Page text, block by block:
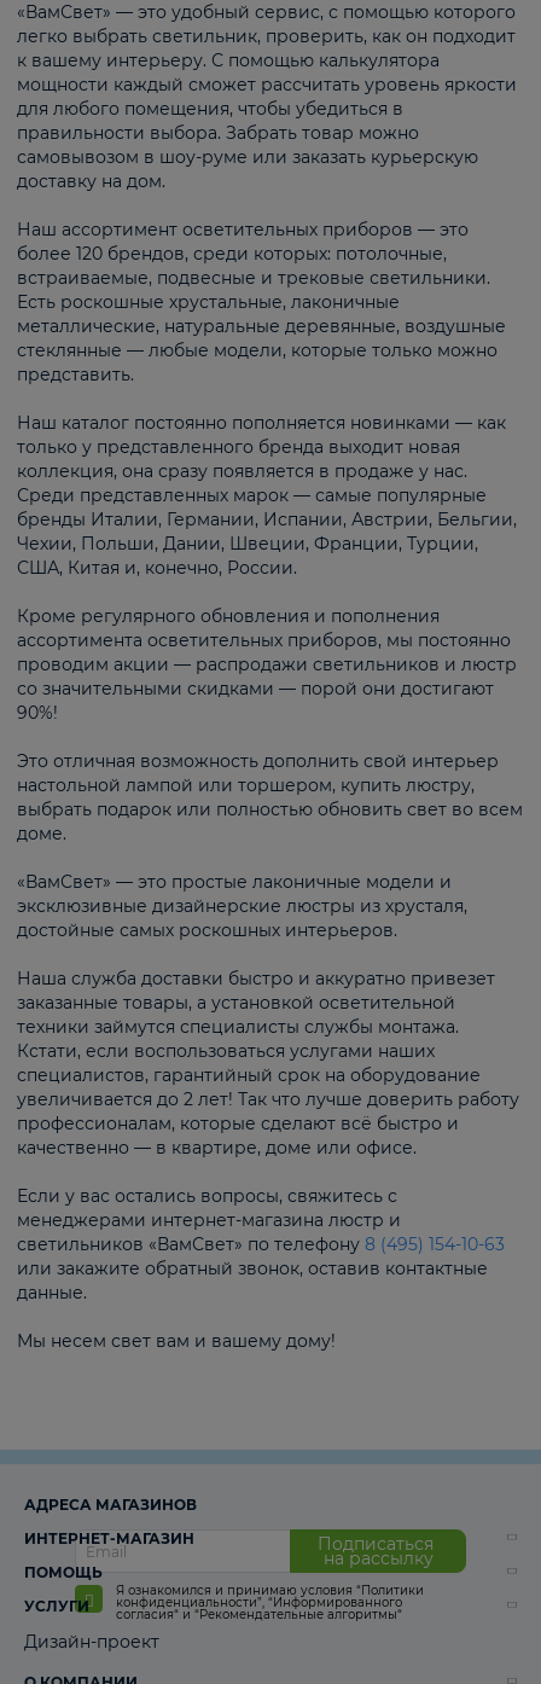
«ВамСвет» — это удобный сервис, с помощью которого
легко выбрать светильник, проверить, как он подходит
к вашему интерьеру. С помощью калькулятора
мощности каждый сможет рассчитать уровень яркости
для любого помещения, чтобы убедиться в
правильности выбора. Забрать товар можно
самовывозом в шоу-руме или заказать курьерскую
доставку на дом.
Наш ассортимент осветительных приборов — это
более 120 брендов, среди которых: потолочные,
встраиваемые, подвесные и трековые светильники.
Есть роскошные хрустальные, лаконичные
металлические, натуральные деревянные, воздушные
стеклянные — любые модели, которые только можно
представить.
Наш каталог постоянно пополняется новинками — как
только у представленного бренда выходит новая
коллекция, она сразу появляется в продаже у нас.
Среди представленных марок — самые популярные
бренды Италии, Германии, Испании, Австрии, Бельгии,
Чехии, Польши, Дании, Швеции, Франции, Турции,
США, Китая и, конечно, России.
Кроме регулярного обновления и пополнения
ассортимента осветительных приборов, мы постоянно
проводим акции — распродажи светильников и люстр
со значительными скидками — порой они достигают
90%!
Это отличная возможность дополнить свой интерьер
настольной лампой или торшером, купить люстру,
выбрать подарок или полностью обновить свет во всем
доме.
«ВамСвет» — это простые лаконичные модели и
эксклюзивные дизайнерские люстры из хрусталя,
достойные самых роскошных интерьеров.
Наша служба доставки быстро и аккуратно привезет
заказанные товары, а установкой осветительной
техники займутся специалисты службы монтажа.
Кстати, если воспользоваться услугами наших
специалистов, гарантийный срок на оборудование
увеличивается до 2 лет! Так что лучше доверить работу
профессионалам, которые сделают всё быстро и
качественно — в квартире, доме или офисе.
Если у вас остались вопросы, свяжитесь с
менеджерами интернет-магазина люстр и
светильников «ВамСвет» по телефону 8 (495) 154-10-63
или закажите обратный звонок, оставив контактные
данные.
Мы несем свет вам и вашему дому!
Подписаться
на рассылку
Я ознакомился и принимаю условия “Политики
конфиденциальности”, “Информированного
согласия“ и “Рекомендательные алгоритмы“
АДРЕСА МАГАЗИНОВ
ИНТЕРНЕТ-МАГАЗИН
ПОМОЩЬ
УСЛУГИ
Дизайн-проект